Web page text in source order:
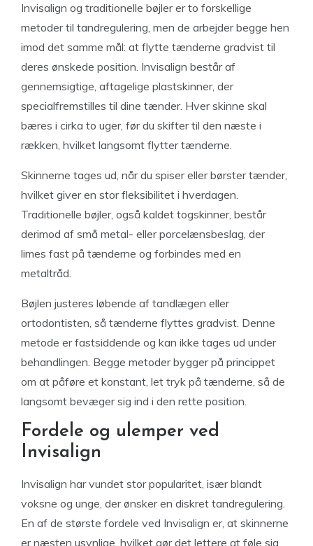
Invisalign og traditionelle bøjler er to forskellige
metoder til tandregulering, men de arbejder begge hen
imod det samme mål: at flytte tænderne gradvist til
deres ønskede position. Invisalign består af
gennemsigtige, aftagelige plastskinner, der
specialfremstilles til dine tænder. Hver skinne skal
bæres i cirka to uger, før du skifter til den næste i
rækken, hvilket langsomt flytter tænderne.
Skinnerne tages ud, når du spiser eller børster tænder,
hvilket giver en stor fleksibilitet i hverdagen.
Traditionelle bøjler, også kaldet togskinner, består
derimod af små metal- eller porcelænsbeslag, der
limes fast på tænderne og forbindes med en
metaltråd.
Bøjlen justeres løbende af tandlægen eller
ortodontisten, så tænderne flyttes gradvist. Denne
metode er fastsiddende og kan ikke tages ud under
behandlingen. Begge metoder bygger på princippet
om at påføre et konstant, let tryk på tænderne, så de
langsomt bevæger sig ind i den rette position.
Fordele og ulemper ved
Invisalign
Invisalign har vundet stor popularitet, især blandt
voksne og unge, der ønsker en diskret tandregulering.
En af de største fordele ved Invisalign er, at skinnerne
er næsten usynlige, hvilket gør det lettere at føle sig